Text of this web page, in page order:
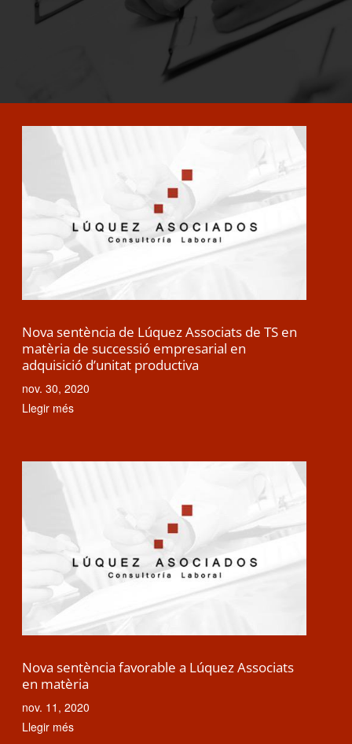
Nova sentència de Lúquez Associats de TS en
matèria de successió empresarial en
adquisició d’unitat productiva
nov. 30, 2020
Llegir més
Nova sentència favorable a Lúquez Associats
en matèria
nov. 11, 2020
Llegir més